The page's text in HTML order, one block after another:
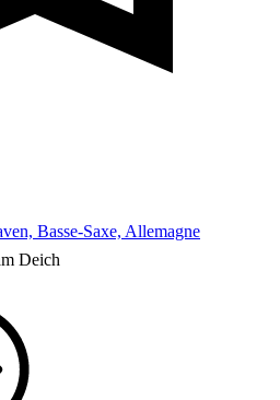
Basse-Saxe, Allemagne
Deich